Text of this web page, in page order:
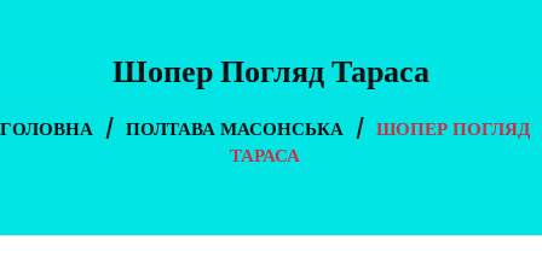
Шопер Погляд Тараса
ГОЛОВНА / ПОЛТАВА МАСОНСЬКА / ШОПЕР ПОГЛЯД
ТАРАСА